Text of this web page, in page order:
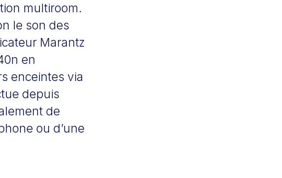
multiroom.
le son des
Marantz
en
enceintes via
depuis
de
ou d’une